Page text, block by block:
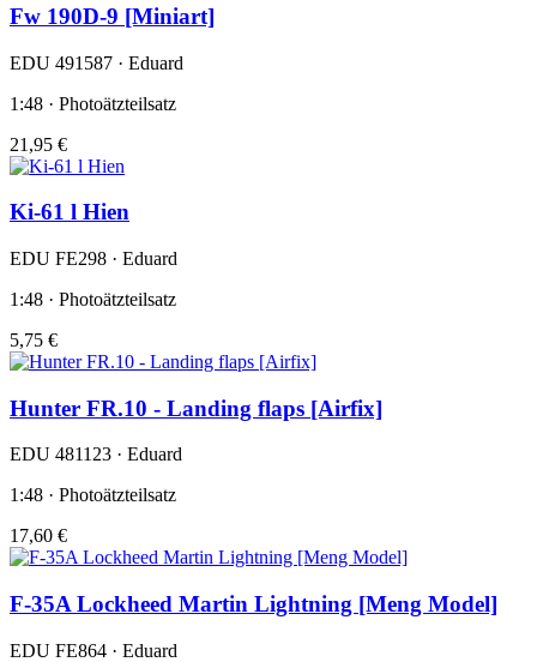
Fw 190D-9 [Miniart]
EDU 491587 · Eduard
1:48 · Photoätzteilsatz
21,95 €
Ki-61 l Hien
EDU FE298 · Eduard
1:48 · Photoätzteilsatz
5,75 €
Hunter FR.10 - Landing flaps [Airfix]
EDU 481123 · Eduard
1:48 · Photoätzteilsatz
17,60 €
F-35A Lockheed Martin Lightning [Meng Model]
EDU FE864 · Eduard